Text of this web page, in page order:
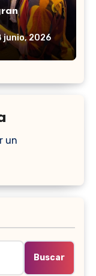
junio, 2026
un
Buscar